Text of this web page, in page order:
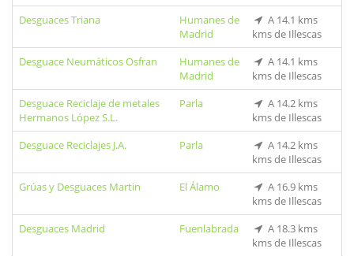
Desguaces Triana
Humanes de
Madrid
A 14.1 kms
kms de Illescas
Desguace Neumáticos Osfran
Humanes de
Madrid
A 14.1 kms
kms de Illescas
Desguace Reciclaje de metales
Hermanos López S.L.
Parla
A 14.2 kms
kms de Illescas
Desguace Reciclajes J.A.
Parla
A 14.2 kms
kms de Illescas
Grúas y Desguaces Martin
El Álamo
A 16.9 kms
kms de Illescas
Desguaces Madrid
Fuenlabrada
A 18.3 kms
kms de Illescas